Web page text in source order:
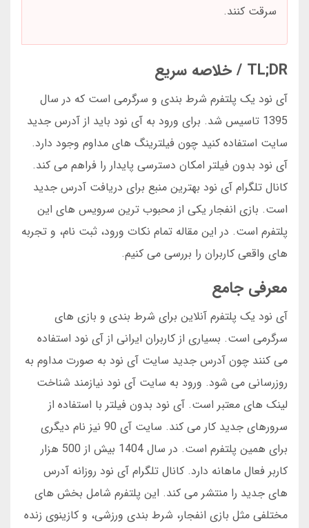
سرقت کنند.
TL;DR / خلاصه سریع
آی نود یک پلتفرم شرط بندی و سرگرمی است که در سال
1395 تاسیس شد. برای ورود به آی نود باید از آدرس جدید
سایت استفاده کنید چون فیلترینگ های مداوم وجود دارد.
آی نود بدون فیلتر امکان دسترسی پایدار را فراهم می کند.
کانال تلگرام آی نود بهترین منبع برای دریافت آدرس جدید
است. بازی انفجار یکی از محبوب ترین سرویس های این
پلتفرم است. در این مقاله تمام نکات ورود، ثبت نام، و تجربه
های واقعی کاربران را بررسی می کنیم.
معرفی جامع
آی نود یک پلتفرم آنلاین برای شرط بندی و بازی های
سرگرمی است. بسیاری از کاربران ایرانی از آی نود استفاده
می کنند چون آدرس جدید سایت آی نود به صورت مداوم به
روزرسانی می شود. ورود به سایت آی نود نیازمند شناخت
لینک های معتبر است. آی نود بدون فیلتر با استفاده از
سرورهای جدید کار می کند. سایت آی 90 نیز نام دیگری
برای همین پلتفرم است. در سال 1404 بیش از 500 هزار
کاربر فعال ماهانه دارد. کانال تلگرام آی نود روزانه آدرس
های جدید را منتشر می کند. این پلتفرم شامل بخش های
مختلفی مثل بازی انفجار، شرط بندی ورزشی، و کازینوی زنده